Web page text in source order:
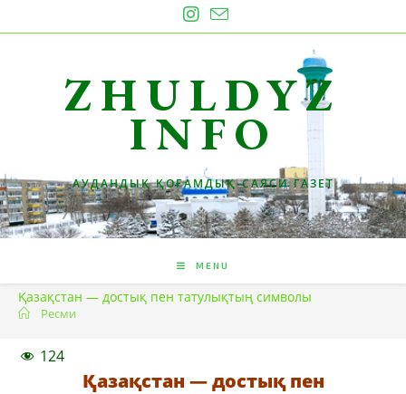
to
ZHULDYZ
INFO
АУДАНДЫҚ ҚОҒАМДЫҚ-САЯСИ ГАЗЕТ
MENU
Қазақстан — достық пен татулықтың символы
Ресми
124
Қазақстан — достық пен